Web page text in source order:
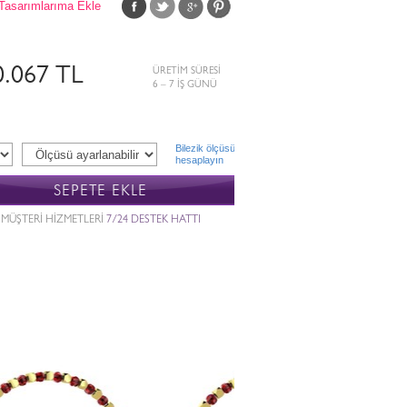
Ekle
TL
ÜRETİM SÜRESİ
6 – 7 İŞ GÜNÜ
Bilezik ölçüsü
hesaplayın
SEPETE EKLE
MÜŞTERİ HİZMETLERİ 7/24 DESTEK HATTI